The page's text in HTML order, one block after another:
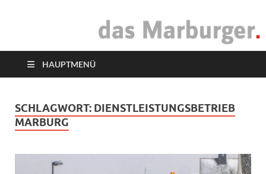
das Marburger.
HAUPTMENÜ
SCHLAGWORT: DIENSTLEISTUNGSBETRIEB
MARBURG